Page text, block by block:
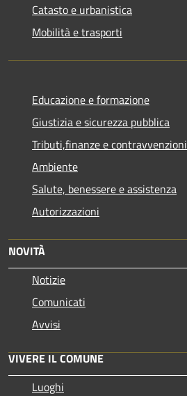
Catasto e urbanistica
Mobilità e trasporti
Educazione e formazione
Giustizia e sicurezza pubblica
Tributi,finanze e contravvenzioni
Ambiente
Salute, benessere e assistenza
Autorizzazioni
NOVITÀ
Notizie
Comunicati
Avvisi
VIVERE IL COMUNE
Luoghi